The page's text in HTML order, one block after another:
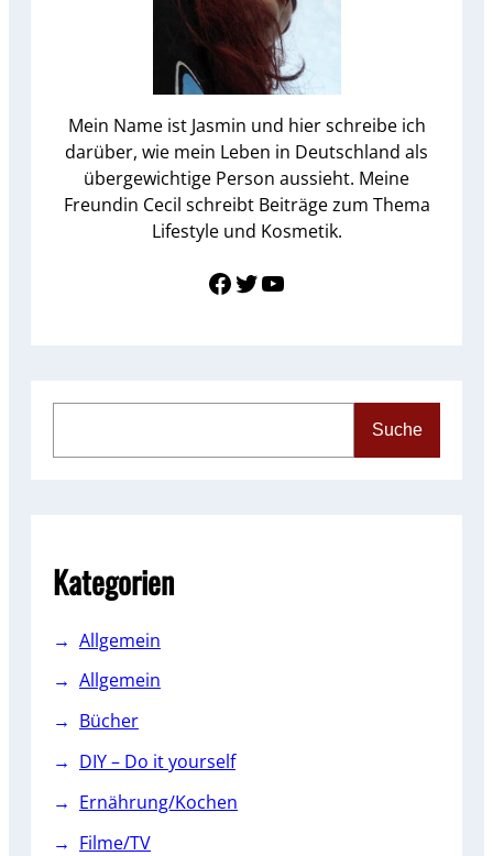
Mein Name ist Jasmin und hier schreibe ich
darüber, wie mein Leben in Deutschland als
übergewichtige Person aussieht. Meine
Freundin Cecil schreibt Beiträge zum Thema
Lifestyle und Kosmetik.
Link zu Facebook Twitter YouTube
Suche
Kategorien
Allgemein
Allgemein
Bücher
DIY – Do it yourself
Ernährung/Kochen
Filme/TV